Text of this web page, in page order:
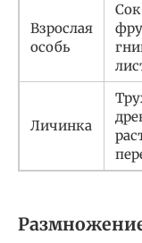
Взрослая
особь
Личинка